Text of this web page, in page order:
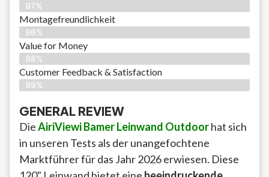
97%
Montagefreundlichkeit
96%
Value for Money
98%
Customer Feedback & Satisfaction​
99%
GENERAL REVIEW
DieAiriViewi Bamer Leinwand Outdoorhat sich
in unseren Tests als der unangefochtene
Marktführer für das Jahr 2026 erwiesen. Diese